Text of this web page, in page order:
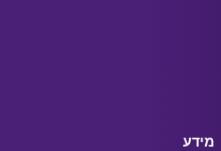
מידע